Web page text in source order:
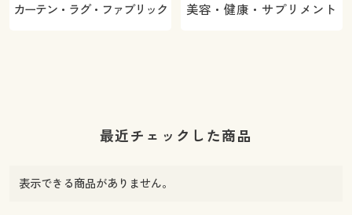
カーテン・ラグ・ファブリック 美容・健康・サプリメント
最近チェックした商品
表示できる商品がありません。